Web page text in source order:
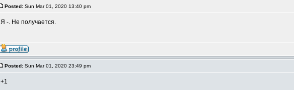
Posted: Sun Mar 01, 2020 13:40 pm
Я -. Не получается.
Posted: Sun Mar 01, 2020 23:49 pm
+1